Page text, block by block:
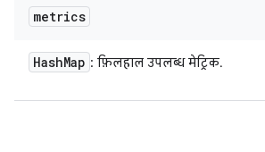
metrics
HashMap : फ़िलहाल उपलब्ध मेट्रिक.